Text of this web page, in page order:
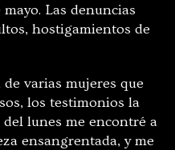
Las denuncias
hostigamientos de
varias mujeres que
los testimonios la
lunes me encontré a
ensangrentada, y me